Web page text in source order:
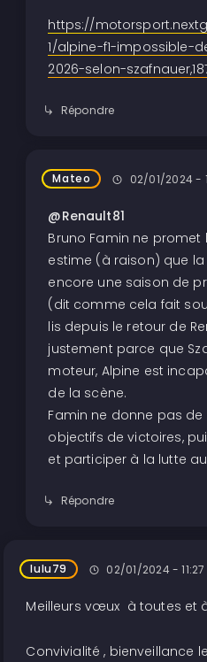
https://
1/alpine-f1-impossible-
2026-selon-
Répondre
Mateo 02/01/2024 -
@Renault81
Bruno Famin ne promet
estime (à raison) que
encore une saison de
(dit comme cela fait
lis depuis le retour de
justement parce que
moteur, Alpine est
de la scène.
Famin ne donne pas
objectifs de victoires,
et participer à la lutte
Répondre
lulu79 02/01/2024 - 11:27
Meilleurs vœux à toutes et
Convivialité , bienveillance